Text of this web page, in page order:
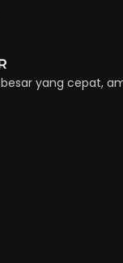
yang cepat,